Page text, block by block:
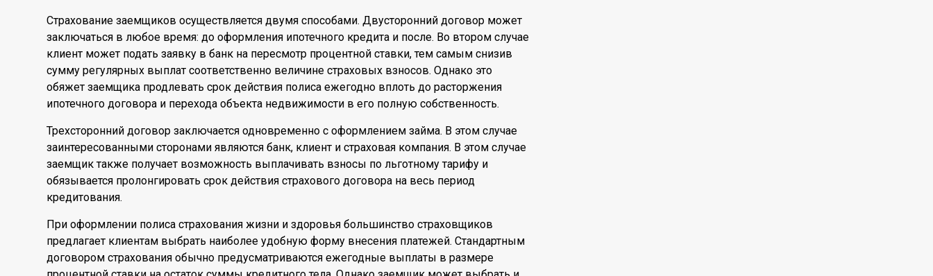
Страхование заемщиков осуществляется двумя способами. Двусторонний договор может
заключаться в любое время: до оформления ипотечного кредита и после. Во втором случае
клиент может подать заявку в банк на пересмотр процентной ставки, тем самым снизив
сумму регулярных выплат соответственно величине страховых взносов. Однако это
обяжет заемщика продлевать срок действия полиса ежегодно вплоть до расторжения
ипотечного договора и перехода объекта недвижимости в его полную собственность.
Трехсторонний договор заключается одновременно с оформлением займа. В этом случае
заинтересованными сторонами являются банк, клиент и страховая компания. В этом случае
заемщик также получает возможность выплачивать взносы по льготному тарифу и
обязывается пролонгировать срок действия страхового договора на весь период
кредитования.
При оформлении полиса страхования жизни и здоровья большинство страховщиков
предлагает клиентам выбрать наиболее удобную форму внесения платежей. Стандартным
договором страхования обычно предусматриваются ежегодные выплаты в размере